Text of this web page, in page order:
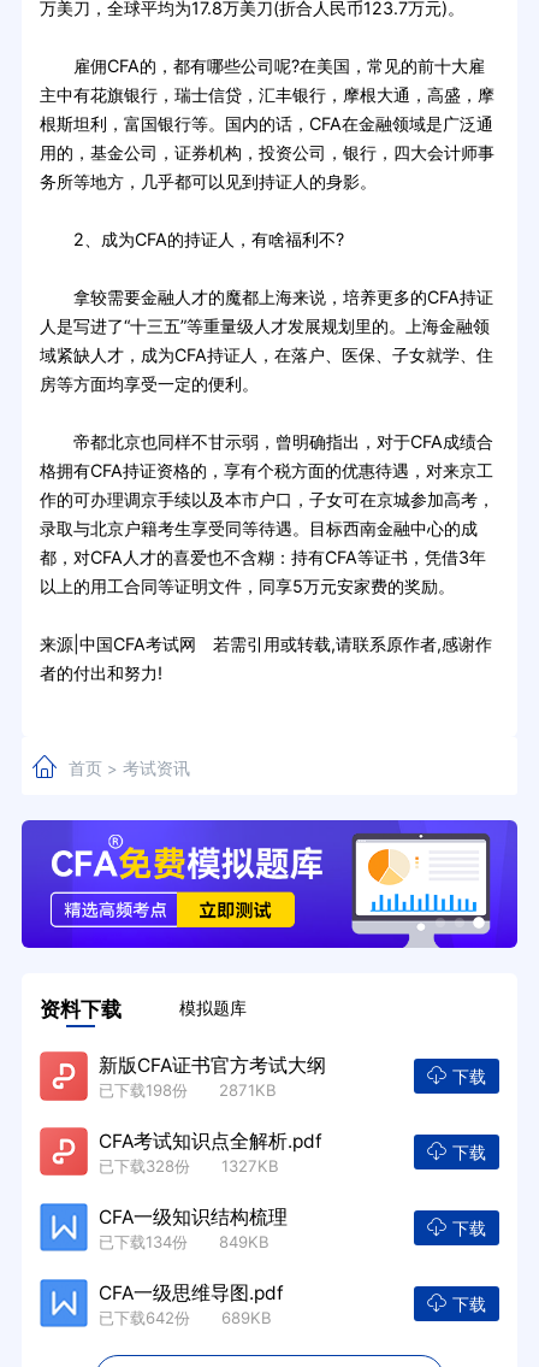
万美刀，全球平均为17.8万美刀(折合人民币123.7万元)。
雇佣CFA的，都有哪些公司呢?在美国，常见的前十大雇
主中有花旗银行，瑞士信贷，汇丰银行，摩根大通，高盛，摩
根斯坦利，富国银行等。国内的话，CFA在金融领域是广泛通
用的，基金公司，证券机构，投资公司，银行，四大会计师事
务所等地方，几乎都可以见到持证人的身影。
2、成为CFA的持证人，有啥福利不?
拿较需要金融人才的魔都上海来说，培养更多的CFA持证
人是写进了“十三五”等重量级人才发展规划里的。上海金融领
域紧缺人才，成为CFA持证人，在落户、医保、子女就学、住
房等方面均享受一定的便利。
帝都北京也同样不甘示弱，曾明确指出，对于CFA成绩合
格拥有CFA持证资格的，享有个税方面的优惠待遇，对来京工
作的可办理调京手续以及本市户口，子女可在京城参加高考，
录取与北京户籍考生享受同等待遇。目标西南金融中心的成
都，对CFA人才的喜爱也不含糊：持有CFA等证书，凭借3年
以上的用工合同等证明文件，同享5万元安家费的奖励。
来源|中国CFA考试网 若需引用或转载,请联系原作者,感谢作
者的付出和努力!
首页> 考试资讯
资料下载 模拟题库
新版CFA证书官方考试大纲
已下载198份 2871KB
下载
CFA考试知识点全解析.pdf
已下载328份 1327KB
下载
CFA一级知识结构梳理
已下载134份 849KB
下载
CFA一级思维导图.pdf
已下载642份 689KB
下载